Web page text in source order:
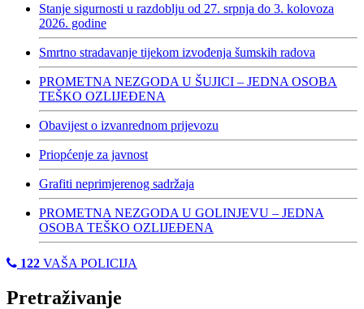
Stanje sigurnosti u razdoblju od 27. srpnja do 3. kolovoza
2026. godine
Smrtno stradavanje tijekom izvođenja šumskih radova
PROMETNA NEZGODA U ŠUJICI – JEDNA OSOBA
TEŠKO OZLIJEĐENA
Obavijest o izvanrednom prijevozu
Priopćenje za javnost
Grafiti neprimjerenog sadržaja
PROMETNA NEZGODA U GOLINJEVU – JEDNA
OSOBA TEŠKO OZLIJEĐENA
122 VAŠA POLICIJA
Pretraživanje